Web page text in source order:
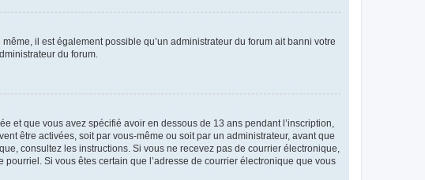
il est également possible qu’un administrateur du forum ait banni votre
du forum.
et que vous avez spécifié avoir en dessous de 13 ans pendant l’inscription,
être activées, soit par vous-même ou soit par un administrateur, avant que
consultez les instructions. Si vous ne recevez pas de courrier électronique,
Si vous êtes certain que l’adresse de courrier électronique que vous